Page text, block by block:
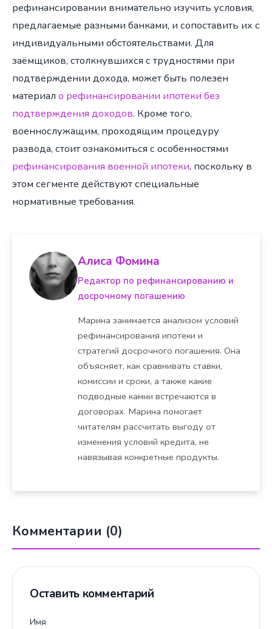
рефинансировании внимательно изучить условия,
предлагаемые разными банками, и сопоставить их с
индивидуальными обстоятельствами. Для
заёмщиков, столкнувшихся с трудностями при
подтверждении дохода, может быть полезен
материал о рефинансировании ипотеки без
подтверждения доходов. Кроме того,
военнослужащим, проходящим процедуру
развода, стоит ознакомиться с особенностями
рефинансирования военной ипотеки, поскольку в
этом сегменте действуют специальные
нормативные требования.
Алиса Фомина
Редактор по рефинансированию и
досрочному погашению
Марина занимается анализом условий
рефинансирования ипотеки и
стратегий досрочного погашения. Она
объясняет, как сравнивать ставки,
комиссии и сроки, а также какие
подводные камни встречаются в
договорах. Марина помогает
читателям рассчитать выгоду от
изменения условий кредита, не
навязывая конкретные продукты.
Комментарии (0)
Оставить комментарий
Имя